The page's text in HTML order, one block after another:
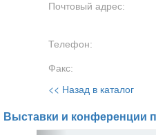
Почтовый адрес:
Телефон:
Факс:
<< Назад в каталог
Выставки и конференции